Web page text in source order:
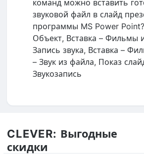
команд можно вставить
звуковой файл в слайд
программы MS Power
Объект, Вставка – Фильмы
Запись звука, Вставка –
– Звук из файла, Показ
Звукозапись
CLEVER: Выгодные
скидки